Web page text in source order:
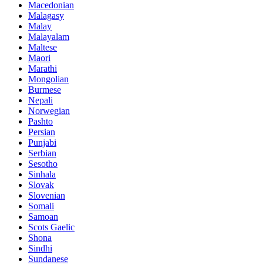
Macedonian
Malagasy
Malay
Malayalam
Maltese
Maori
Marathi
Mongolian
Burmese
Nepali
Norwegian
Pashto
Persian
Punjabi
Serbian
Sesotho
Sinhala
Slovak
Slovenian
Somali
Samoan
Scots Gaelic
Shona
Sindhi
Sundanese